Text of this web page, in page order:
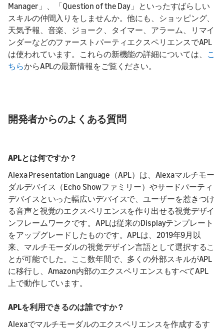
Manager」、「Question of the Day」といったすばらしい
スキルの仲間入りをしませんか。他にも、ショッピング、
天気予報、音楽、ジョーク、タイマー、アラーム、リマイ
ンダーなどのファーストパーティエクスペリエンスでAPL
は使われています。これらの新機能の詳細については、
こ
ちらからAPLの最新情報をご覧ください。
開発者からのよくある質問
APLとは何ですか？
Alexa Presentation Language（APL）は、Alexaマルチモー
ダルデバイス（Echo Showファミリー）やサードパーティ
デバイスといった幅広いデバイスで、ユーザーを惹きつけ
る音声と視覚のエクスペリエンスを作り出せる視覚デザイ
ンフレームワークです。APLは従来のDisplayテンプレート
をアップグレードしたものです。APLは、2019年9月以
来、マルチモーダルの視覚デザイン言語として選択するこ
とが可能でした。ここ数年間で、多くの外部スキルがAPL
に移行し、Amazon内部のエクスペリエンスもすべてAPL
上で動作しています。
APLを利用できるのは誰ですか？
Alexaでマルチモーダルのエクスペリエンスを作成するす